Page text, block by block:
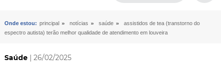
Onde estou: principal » notícias » saúde »
assistidos de tea (transtorno do
espectro autista) terão melhor qualidade de atendimento em louveira
Saúde| 26/02/2025